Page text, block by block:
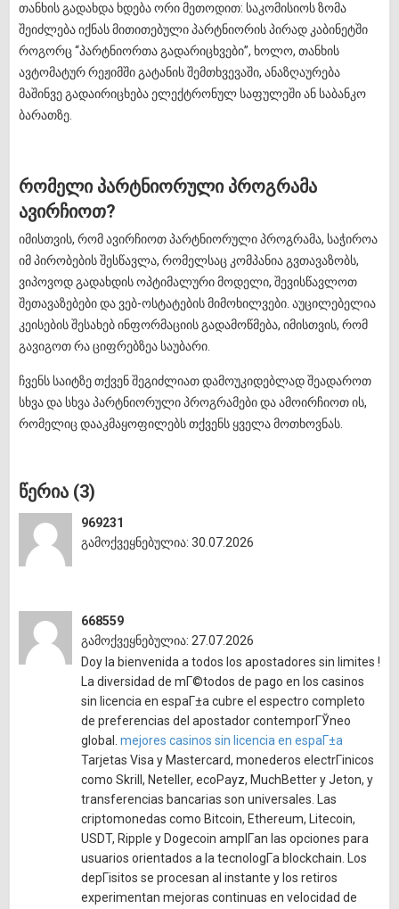
თანხის გადახდა ხდება ორი მეთოდით: საკომისიოს ზომა
შეიძლება იქნას მითითებული პარტნიორის პირად კაბინეტში
როგორც “პარტნიორთა გადარიცხვები”, ხოლო, თანხის
ავტომატურ რეჟიმში გატანის შემთხვევაში, ანაზღაურება
მაშინვე გადაირიცხება ელექტრონულ საფულეში ან საბანკო
ბარათზე.
რომელი პარტნიორული პროგრამა
ავირჩიოთ?
იმისთვის, რომ ავირჩიოთ პარტნიორული პროგრამა, საჭიროა
იმ პირობების შესწავლა, რომელსაც კომპანია გვთავაზობს,
ვიპოვოდ გადახდის ოპტიმალური მოდელი, შევისწავლოთ
შეთავაზებები და ვებ-ოსტატების მიმოხილვები. აუცილებელია
კეისების შესახებ ინფორმაციის გადამოწმება, იმისთვის, რომ
გავიგოთ რა ციფრებზეა საუბარი.
ჩვენს საიტზე თქვენ შეგიძლიათ დამოუკიდებლად შეადაროთ
სხვა და სხვა პარტნიორული პროგრამები და ამოირჩიოთ ის,
რომელიც დააკმაყოფილებს თქვენს ყველა მოთხოვნას.
წერია (3)
969231
გამოქვეყნებულია: 30.07.2026
668559
გამოქვეყნებულია: 27.07.2026
Doy la bienvenida a todos los apostadores sin limites !
La diversidad de mГ©todos de pago en los casinos
sin licencia en espaГ±a cubre el espectro completo
de preferencias del apostador contemporГЎneo
global. mejores casinos sin licencia en espaГ±a
Tarjetas Visa y Mastercard, monederos electrГіnicos
como Skrill, Neteller, ecoPayz, MuchBetter y Jeton, y
transferencias bancarias son universales. Las
criptomonedas como Bitcoin, Ethereum, Litecoin,
USDT, Ripple y Dogecoin amplГ­an las opciones para
usuarios orientados a la tecnologГ­a blockchain. Los
depГіsitos se procesan al instante y los retiros
experimentan mejoras continuas en velocidad de